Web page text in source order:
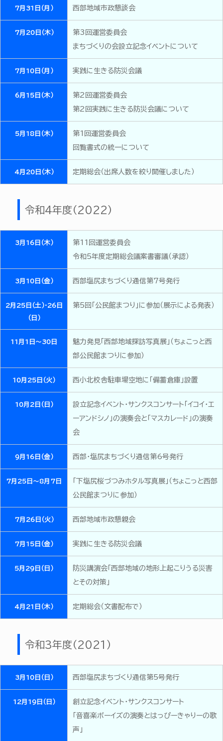
7月31日（月） 西部地域市政懇談会
7月20日（木）
第3回運営委員会
まちづくりの会設立記念イベントについて
7月10日（月） 実践に生きる防災会議
6月15日（木）
第2回運営委員会
第2回実践に生きる防災会議について
5月18日（木）
第1回運営委員会
回覧書式の統一について
4月20日（木） 定期総会（出席人数を絞り開催しました）
令和4年度（2022）
3月16日（木）
第11回運営委員会
令和5年度定期総会議案書審議（承認）
3月10日（金） 西部塩尻まちづくり通信第7号発行
2月25日（土）・26日
（日）
第5回「公民館まつり」に参加（展示による発表）
11月1日～30日
魅力発見「西部地域探訪写真展」（ちょこっと西
部公民館まつりに参加）
10月25日（火） 西小北校舎駐車場空地に「備蓄倉庫」設置
10月2日（日）
設立記念イベント・サンクスコンサート「イコイ・エ
ーアンドシノ」の演奏会と「マスカレード」の演奏
会
9月16日（金） 西部・塩尻まちづくり通信第6号発行
7月25日～8月7日
「下塩尻桜づつみホタル写真展」（ちょこっと西部
公民館まつりに参加）
7月26日（火） 西部地域市政懇親会
7月15日（金） 実践に生きる防災会議
5月29日（日）
防災講演会「西部地域の地形上起こりうる災害
とその対策」
4月21日（木） 定期総会（文書配布で）
令和3年度（2021）
3月10日（日） 西部塩尻まちづくり通信第5号発行
12月19日（日）
創立記念イベント・サンクスコンサート
「音喜楽ボーイズの演奏とはっぴーきゃりーの歌
声」